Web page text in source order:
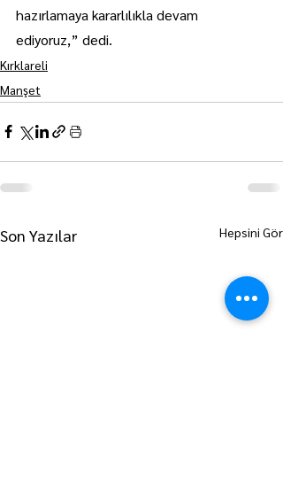
hazırlamaya kararlılıkla devam
ediyoruz,” dedi.
Kırklareli
Manşet
Son Yazılar Hepsini Gör